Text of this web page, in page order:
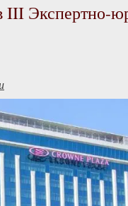
III Экспертно-